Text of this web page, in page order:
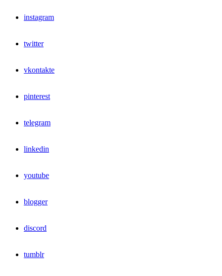
instagram
twitter
vkontakte
pinterest
telegram
linkedin
youtube
blogger
discord
tumblr